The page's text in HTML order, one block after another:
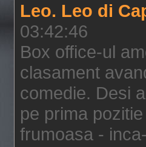
Leo. Leo di
03:42:46
Box office-ul
clasament
comedie. Desi
pe prima
frumoasa -